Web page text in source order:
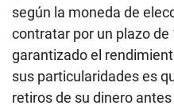
según la moneda de
contratar por un plazo de
garantizado el
sus particularidades es
retiros de su dinero